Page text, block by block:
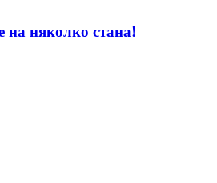
на няколко стана!